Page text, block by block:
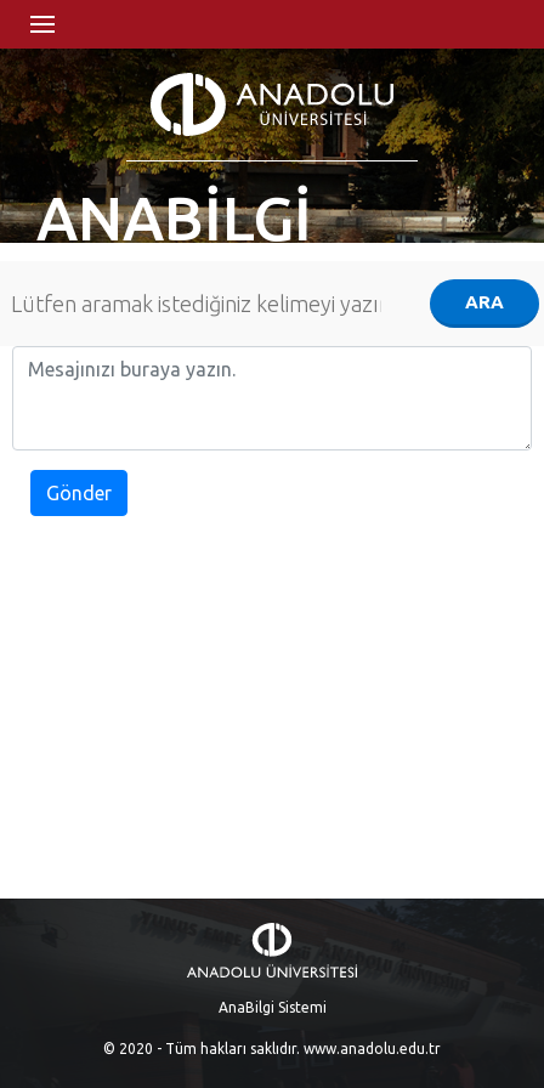
ANABİLGİ
AnaBilgi Sistemi
© 2020 - Tüm hakları saklıdır. www.anadolu.edu.tr